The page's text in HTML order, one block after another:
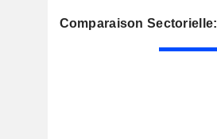
Comparaison Sectorielle: